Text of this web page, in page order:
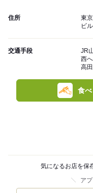
住所
東
ビ
交通手段
JR
西
高
食
気になるお店を保
ア